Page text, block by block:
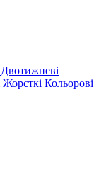
Двотижневі
Жорсткі Кольорові